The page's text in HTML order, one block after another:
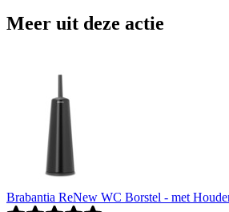
Meer uit deze actie
Brabantia ReNew WC Borstel - met